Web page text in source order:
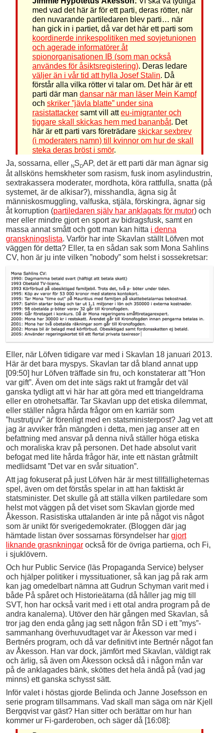
med vad det här är för ett parti, deras rötter, när
den nuvarande partiledaren blev parti… när
han gick in i partiet, då var det här ett parti som
koordinerde inrikespolitiken med sovjetunionen
och agerade informatörer åt
spionorganisationen IB (som man också
användes för åsiktsregistering). Deras ledare
väljer än i vår tid att hylla Josef Stalin. Då
förstår alla vilka rötter vi talar om. Det här är ett
parti där man dansar när man läser Mein Kampf
och skriker ”jävla blatte” under sina
rasistattackersamt vill atteu-imigranter och
tiggare skall skickas hem med bananbåt. Det
här är ett parti vars företrädare skickar sexbrev
(i moderaters namn) till kvinnor om hur de skall
steka deras bröst i smör.
Ja, sossarna, eller NSDAP, det är ett parti där man ägnar sig
åt allsköns hemskheter som rasism, fusk inom asylindustrin,
sextrakassera moderater, mordhota, köra rattfulla, snatta (på
systemet, är de alkisar?), misshandla, ägna sig åt
människosmuggling, valfuska, stjäla, förskingra, ägnar sig
åt korruption (partiledaren själv har anklagats för mutor) och
mer eller mindre gjort en sport av bidragsfusk, samt en
massa annat smått och gott man kan hitta i denna
granskningslista. Varför har inte Skavlan ställt Löfven mot
väggen för detta? Eller, ta en sådan sak som Mona Sahlins
CV, hon är ju inte vilken ”nobody” som helst i sossekretsar:
Eller, när Löfven tidigare var med i Skavlan 18 januari 2013.
Här är det bara myspys. Skavlan tar då bland annat upp
[09:50] hur Löfven träffade sin fru, och konstaterar att ”Hon
var gift”. Även om det inte sägs rakt ut framgår det väl
ganska tydligt att vi här har att göra med ett triangeldrama
eller en otrohetsaffär. Tar Skavlan upp det etiska dilemmat,
eller ställer några hårda frågor om en karriär som
”hustrutjuv” är förenligt med en statsministerpost? Jag vet att
jag är avviker från mängden i detta, men jag anser att en
befattning med ansvar på denna nivå ställer höga etiska
och moraliska krav på personen. Det hade absolut varit
befogat med lite hårda frågor här, inte ett nästan gråtmilt
medlidsamt ”Det var en svår situation”.
Att jag fokuserat på just Löfven här är mest tillfälligheternas
spel, även om det förstås spelar in att han faktiskt är
statsminister. Det skulle gå att ställa vilken partiledare som
helst mot väggen på det viset som Skavlan gjorde med
Åkesson. Rasistiska uttalanden är inte på något vis något
som är unikt för sverigedemokrater. (Bloggen där jag
hämtade listan över sossarnas försyndelser har gjort
liknande grasnkningar också för de övriga partierna, och Fi,
i sjuklövern.
Och hur Public Service (läs Propaganda Service) belyser
och hjälper politiker i myssituationer, så kan jag på rak arm
kan jag omedelbart nämna att Gudrun Schyman varit med i
både På spåret och Historieätarna (då håller jag mig till
SVT, hon har också varit med i ett otal andra program på de
andra kanalerna). Utöver den här gången med Skavlan, så
tror jag den enda gång jag sett någon från SD i ett ”mys”-
sammanhang överhuvudtaget var är Åkesson var med i
Bertnérs program, och då var definitivt inte Bertnér något fan
av Åkesson. Han var dock, jämfört med Skavlan, väldigt rak
och ärlig, så även om Åkesson också då i någon mån var
på de anklagades bänk, sköttes det hela ändå på (vad jag
minns) ett ganska schysst sätt.
Inför valet i höstas gjorde Belinda och Janne Josefsson en
serie program tillsammans. Vad skall man säga om när Kjell
Bergqvist var gäst? Han sitter och berättar om hur han
kommer ur Fi-garderoben, och säger då [16:08]: